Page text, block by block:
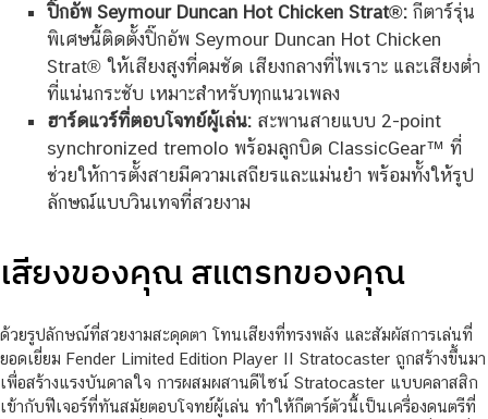
ปิ๊กอัพ Seymour Duncan Hot Chicken Strat®:กีตาร์รุ่น
พิเศษนี้ติดตั้งปิ๊กอัพ Seymour Duncan Hot Chicken
Strat® ให้เสียงสูงที่คมชัด เสียงกลางที่ไพเราะ และเสียงต่ำ
ที่แน่นกระชับ เหมาะสำหรับทุกแนวเพลง
ฮาร์ดแวร์ที่ตอบโจทย์ผู้เล่น:สะพานสายแบบ 2-point
synchronized tremolo พร้อมลูกบิด ClassicGear™ ที่
ช่วยให้การตั้งสายมีความเสถียรและแม่นยำ พร้อมทั้งให้รูป
ลักษณ์แบบวินเทจที่สวยงาม
เสียงของคุณ สแตรทของคุณ
ด้วยรูปลักษณ์ที่สวยงามสะดุดตา โทนเสียงที่ทรงพลัง และสัมผัสการเล่นที่
ยอดเยี่ยม Fender Limited Edition Player II Stratocaster ถูกสร้างขึ้นมา
เพื่อสร้างแรงบันดาลใจ การผสมผสานดีไซน์ Stratocaster แบบคลาสสิก
เข้ากับฟีเจอร์ที่ทันสมัยตอบโจทย์ผู้เล่น ทำให้กีตาร์ตัวนี้เป็นเครื่องดนตรีที่